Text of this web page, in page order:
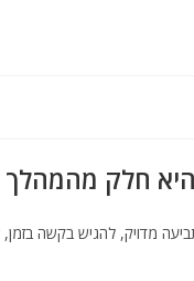
חלק מהמהלך
מדויק, להגיש בקשה בזמן,